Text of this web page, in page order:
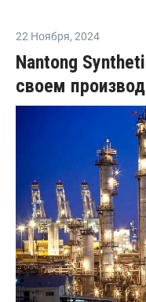
22 Ноября, 2024
Nantong
своем